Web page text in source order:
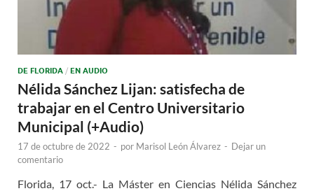
DE FLORIDA / EN AUDIO
Nélida Sánchez Lijan: satisfecha de
trabajar en el Centro Universitario
Municipal (+Audio)
17 de octubre de 2022 - por Marisol León Álvarez - Dejar un
comentario
Florida, 17 oct.- La Máster en Ciencias Nélida Sánchez